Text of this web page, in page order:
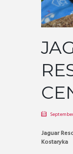
Jaguar
Kostaryka